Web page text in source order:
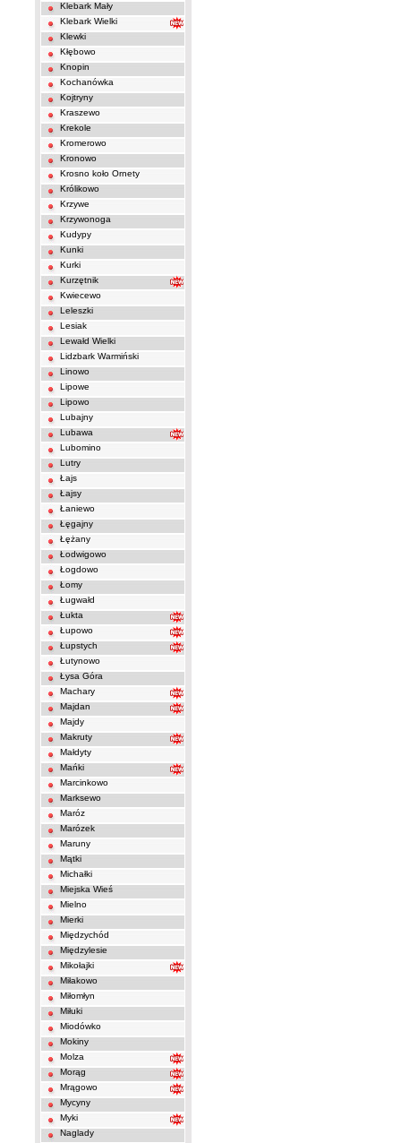
Klebark Mały
Klebark Wielki
Klewki
Kłębowo
Knopin
Kochanówka
Kojtryny
Kraszewo
Krekole
Kromerowo
Kronowo
Krosno koło Ornety
Królikowo
Krzywe
Krzywonoga
Kudypy
Kunki
Kurki
Kurzętnik
Kwiecewo
Leleszki
Lesiak
Lewałd Wielki
Lidzbark Warmiński
Linowo
Lipowe
Lipowo
Lubajny
Lubawa
Lubomino
Lutry
Łajs
Łajsy
Łaniewo
Łęgajny
Łężany
Łodwigowo
Łogdowo
Łomy
Ługwałd
Łukta
Łupowo
Łupstych
Łutynowo
Łysa Góra
Machary
Majdan
Majdy
Makruty
Małdyty
Mańki
Marcinkowo
Marksewo
Maróz
Marózek
Maruny
Mątki
Michałki
Miejska Wieś
Mielno
Mierki
Międzychód
Międzylesie
Mikołajki
Miłakowo
Miłomłyn
Miłuki
Miodówko
Mokiny
Molza
Morąg
Mrągowo
Mycyny
Myki
Naglady